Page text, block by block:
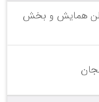
همایش و بخش